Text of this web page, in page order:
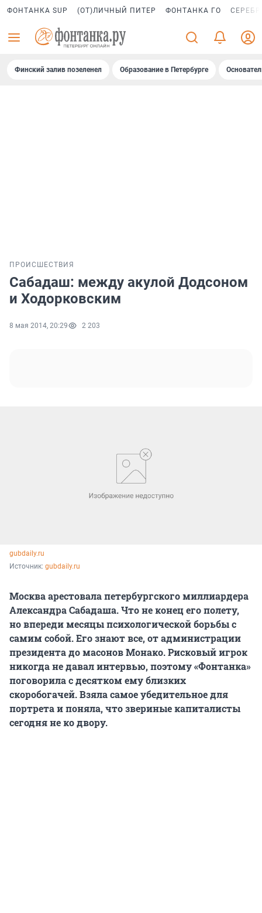
ФОНТАНКА SUP (ОТ)ЛИЧНЫЙ ПИТЕР ФОНТАНКА ГО
Финский залив позеленел Образование в Петербурге
ПРОИСШЕСТВИЯ
Сабадаш: между акулой Додсоном
и Ходорковским
8 мая 2014, 20:29 2 203
gubdaily.ru
Источник: gubdaily.ru
Москва арестовала петербургского миллиардера
Александра Сабадаша. Что не конец его полету,
но впереди месяцы психологической борьбы с
самим собой. Его знают все, от администрации
президента до масонов Монако. Рисковый игрок
никогда не давал интервью, поэтому «Фонтанка»
поговорила с десятком ему близких
скоробогачей. Взяла самое убедительное для
портрета и поняла, что звериные капиталисты
сегодня не ко двору.